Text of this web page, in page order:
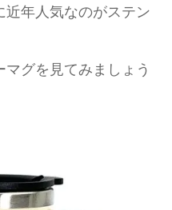
年人気なのがステン
グを見てみましょう